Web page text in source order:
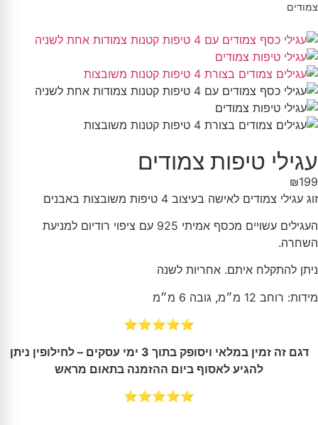
צמודים
עגילי טיפות צמודים
₪199
זוג עגילי צמודים לאישה בעיצוב 4 טיפות משובצות באבנים
העגילים עשויים מכסף אמיתי 925 עם ציפוי רודיום למניעת
השחרה.
ניתן להתקלח איתם. אחריות לשנה
מידות: רוחב 12 מ״מ, גובה 6 מ״מ
⭐⭐⭐⭐⭐
דגם זה זמין במלאי ויסופק בתוך 3 ימי עסקים – לחילופין ניתן
להגיע לאסוף ביום ההזמנה בתאום מראש
⭐⭐⭐⭐⭐